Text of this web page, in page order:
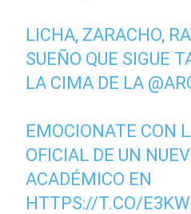
LICHA, ZARACHO,
SUEÑO QUE SIGUE
LA CIMA DE LA
EMOCIONATE CON
OFICIAL DE UN
ACADÉMICO EN
HTTPS://T.CO/